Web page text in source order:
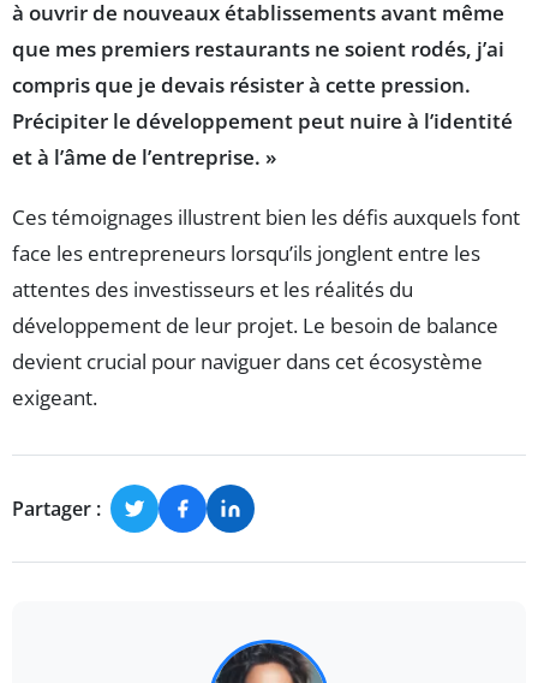
à ouvrir de nouveaux établissements avant même
que mes premiers restaurants ne soient rodés, j’ai
compris que je devais résister à cette pression.
Précipiter le développement peut nuire à l’identité
et à l’âme de l’entreprise. »
Ces témoignages illustrent bien les défis auxquels font
face les entrepreneurs lorsqu’ils jonglent entre les
attentes des investisseurs et les réalités du
développement de leur projet. Le besoin de balance
devient crucial pour naviguer dans cet écosystème
exigeant.
Partager :